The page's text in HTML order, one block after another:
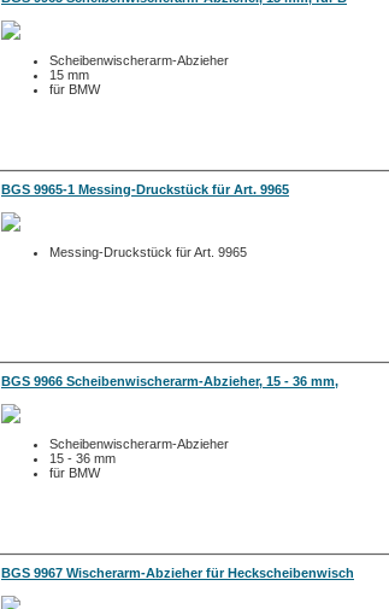
Scheibenwischerarm-Abzieher
15 mm
für BMW
BGS 9965-1 Messing-Druckstück für Art. 9965
Messing-Druckstück für Art. 9965
BGS 9966 Scheibenwischerarm-Abzieher, 15 - 36 mm,
Scheibenwischerarm-Abzieher
15 - 36 mm
für BMW
BGS 9967 Wischerarm-Abzieher für Heckscheibenwisch